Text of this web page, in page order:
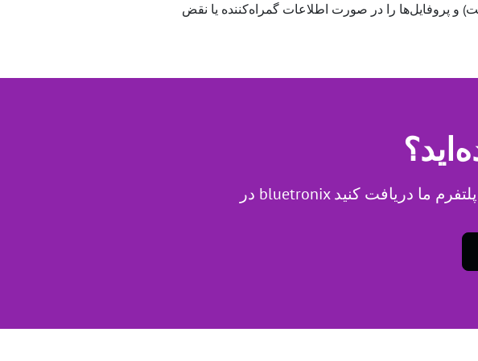
و پروفایل‌ها را در صورت اطلاعات گمراه‌کننده یا نقض